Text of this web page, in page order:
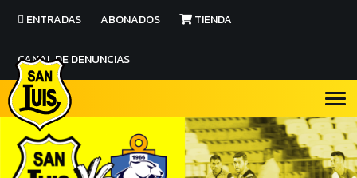
ENTRADAS ABONADOS TIENDA
CANAL DE DENUNCIAS